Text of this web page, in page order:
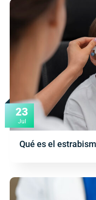
23
Jul
Qué es el